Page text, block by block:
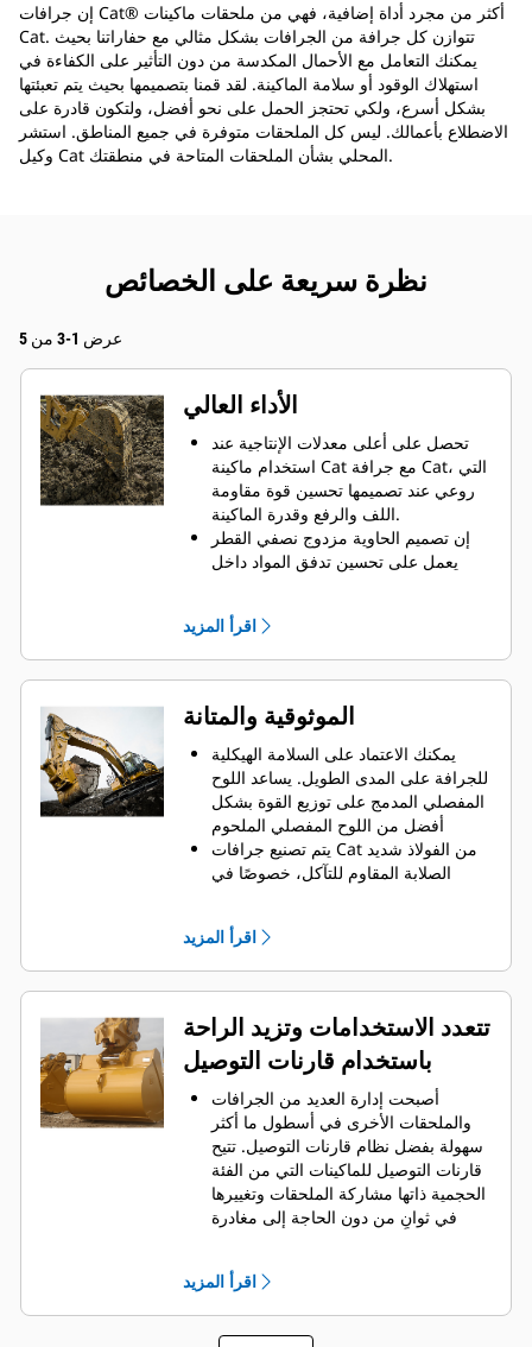
إن جرافات Cat®‎ أكثر من مجرد أداة إضافية، فهي من ملحقات ماكينات
Cat. تتوازن كل جرافة من الجرافات بشكل مثالي مع حفاراتنا بحيث
يمكنك التعامل مع الأحمال المكدسة من دون التأثير على الكفاءة في
استهلاك الوقود أو سلامة الماكينة. لقد قمنا بتصميمها بحيث يتم تعبئتها
بشكل أسرع، ولكي تحتجز الحمل على نحو أفضل، ولتكون قادرة على
الاضطلاع بأعمالك. ليس كل الملحقات متوفرة في جميع المناطق. استشر
وكيل Cat المحلي بشأن الملحقات المتاحة في منطقتك.
نظرة سريعة على الخصائص
عرض 1-3 من 5
الأداء العالي
تحصل على أعلى معدلات الإنتاجية عند
استخدام ماكينة Cat مع جرافة Cat، التي
روعي عند تصميمها تحسين قوة مقاومة
اللف والرفع وقدرة الماكينة.
إن تصميم الحاوية مزدوج نصفي القطر
يعمل على تحسين تدفق المواد داخل
عدم سحب الجزء السفلي من الجرافة،
يزيد استهلاك الوقود إلى الحد الأقصى
أثناء الحفر. تم تصميم جرافات Cat بحيث
تخترق المواد بمنتهى السرعة لتحسين
تحميل كمية أكبر من المواد في أقل وقت
ممكن. يساعد شكل الجرافة والقضبان
الجانبية على الاحتفاظ بمعظم المواد في
الجرافة لكل حمولة.
اقرأ المزيد
الموثوقية والمتانة
يمكنك الاعتماد على السلامة الهيكلية
للجرافة على المدى الطويل. ‏‫يساعد اللوح
المفصلي المدمج على توزيع القوة بشكل
أفضل من اللوح المفصلي الملحوم
يتم تصنيع جرافات Cat من الفولاذ شديد
الصلابة المقاوم للتآكل، خصوصًا في
يمكنك حماية أهم المناطق التي تتعرض
للتآكل المفرط في جرافتك أثناء احتكاكها
بالمواد بدرجة كبيرة باستخدام أدوات
التعشيق الأرضية (GET) من Cat
يمكنك العمل في تطبيقات الإنتاج عالية
المتطلبات، واختراق الأكوام بشكل أسهل
مع تسريع أوقات الدورات من خلال أدوات
Advansys
من Cat
قم بتركيب الأطراف وإزالتها بشكل أسرع
من ذي قبل باستخدام نظام GET عديم
المطرقة Advansys
تحقق من التثبيت الآمن للأطراف
والمهايئات، مع استخدام الأدوات
الأساسية فقط، باستخدام نظام تثبيت
يمكنك خفض تكاليف الصيانة باختيار
اقرأ المزيد
تتعدد الاستخدامات وتزيد الراحة
باستخدام قارنات التوصيل
أصبحت إدارة العديد من الجرافات
والملحقات الأخرى في أسطول ما أكثر
سهولة بفضل نظام قارنات التوصيل. ‏‫تتيح
قارنات التوصيل للماكينات التي من الفئة
الحجمية ذاتها مشاركة الملحقات وتغييرها
في ثوانٍ من دون الحاجة إلى مغادرة
كما أن الجرافات التي يمكن تثبيتها
مباشرة بالماكينة بمسامير تتوافق مع
قارنات التوصيل ذات مسمار الإمساك من
Cat®‎، باستثناء الجرافات ذات مسمار
اقرأ المزيد